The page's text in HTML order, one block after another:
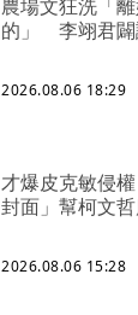
農場文狂洗「
的」 李翊君闢
2026.08.06 18:29
才爆皮克敏侵
封面」幫柯文
2026.08.06 15:28